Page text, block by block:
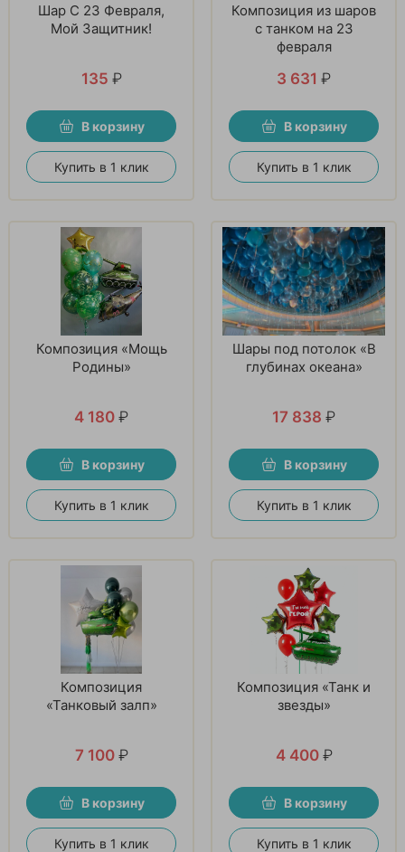
Шар С 23 Февраля,
Мой Защитник!
135 ₽
В корзину
Купить в 1 клик
Композиция из шаров
с танком на 23
февраля
3 631 ₽
В корзину
Купить в 1 клик
Композиция «Мощь
Родины»
4 180 ₽
В корзину
Купить в 1 клик
Шары под потолок «В
глубинах океана»
17 838 ₽
В корзину
Купить в 1 клик
Композиция
«Танковый залп»
7 100 ₽
В корзину
Купить в 1 клик
Композиция «Танк и
звезды»
4 400 ₽
В корзину
Купить в 1 клик